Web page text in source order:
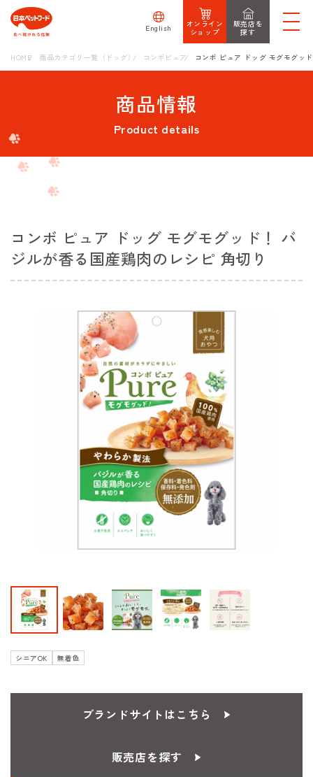
English
オンライン
ショップ
販売店を
探す
HOME 商品カテゴリ一覧（ドッグ） コンボピュア コンボ ピュア ドッグ モグモグッ
商品情報
Product details
コンボ ピュア ドッグ モグモグッド！ バ
ジルが香る国産鶏肉のレシピ 角切り
シニアOK 無着色
ブランドサイトはこちら
販売店を探す